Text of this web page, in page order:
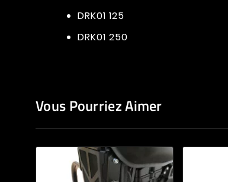
DRK01 125
DRK01 250
Vous Pourriez Aimer